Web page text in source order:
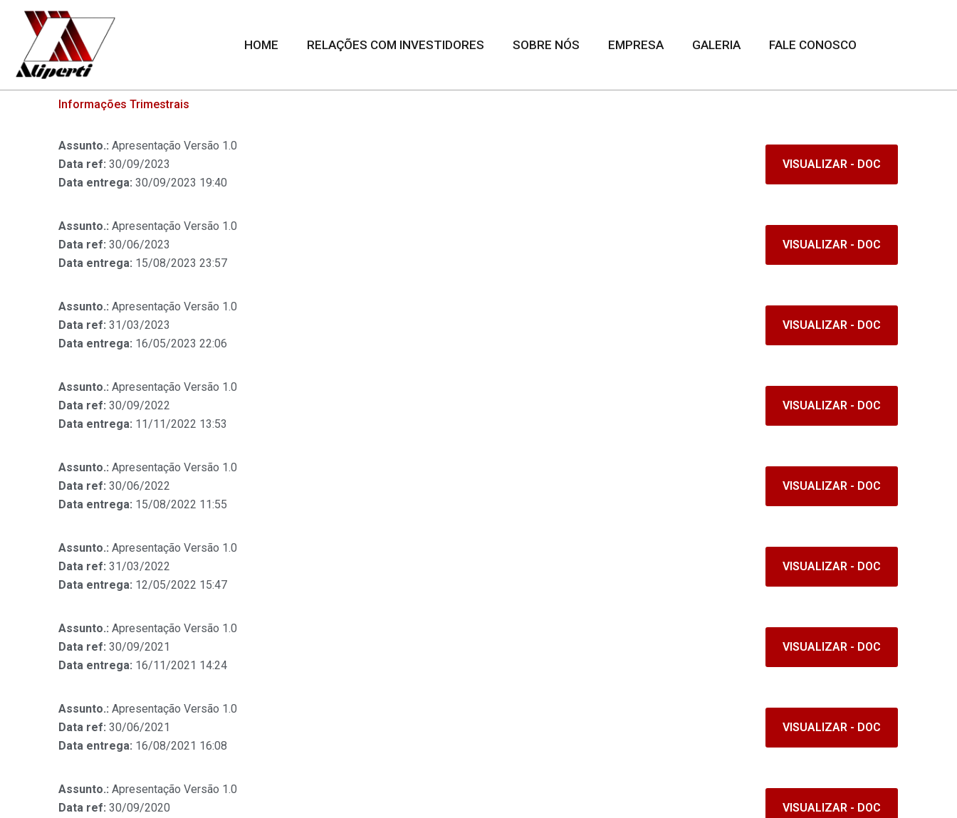
content
HOME RELAÇÕES COM INVESTIDORES SOBRE NÓS EMPRESA GALERIA FALE CONOSCO
Informações Trimestrais
Assunto.: Apresentação Versão 1.0
Data ref: 30/09/2023
Data entrega: 30/09/2023 19:40
VISUALIZAR - DOC
Assunto.: Apresentação Versão 1.0
Data ref: 30/06/2023
Data entrega: 15/08/2023 23:57
VISUALIZAR - DOC
Assunto.: Apresentação Versão 1.0
Data ref: 31/03/2023
Data entrega: 16/05/2023 22:06
VISUALIZAR - DOC
Assunto.: Apresentação Versão 1.0
Data ref: 30/09/2022
Data entrega: 11/11/2022 13:53
VISUALIZAR - DOC
Assunto.: Apresentação Versão 1.0
Data ref: 30/06/2022
Data entrega: 15/08/2022 11:55
VISUALIZAR - DOC
Assunto.: Apresentação Versão 1.0
Data ref: 31/03/2022
Data entrega: 12/05/2022 15:47
VISUALIZAR - DOC
Assunto.: Apresentação Versão 1.0
Data ref: 30/09/2021
Data entrega: 16/11/2021 14:24
VISUALIZAR - DOC
Assunto.: Apresentação Versão 1.0
Data ref: 30/06/2021
Data entrega: 16/08/2021 16:08
VISUALIZAR - DOC
Assunto.: Apresentação Versão 1.0
Data ref: 30/09/2020
VISUALIZAR - DOC